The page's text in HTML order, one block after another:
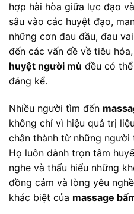
hợp hài hòa giữa lực đạo
sâu vào các huyệt đạo,
những cơn đau đầu, đau
đến các vấn đề về tiêu
huyệt người mù đều có
đáng kể.
Nhiều người tìm đến
không chỉ vì hiệu quả trị
chân thành từ những
Họ luôn dành trọn tâm
nghe và thấu hiểu những
đồng cảm và lòng yêu
khác biệt của massage